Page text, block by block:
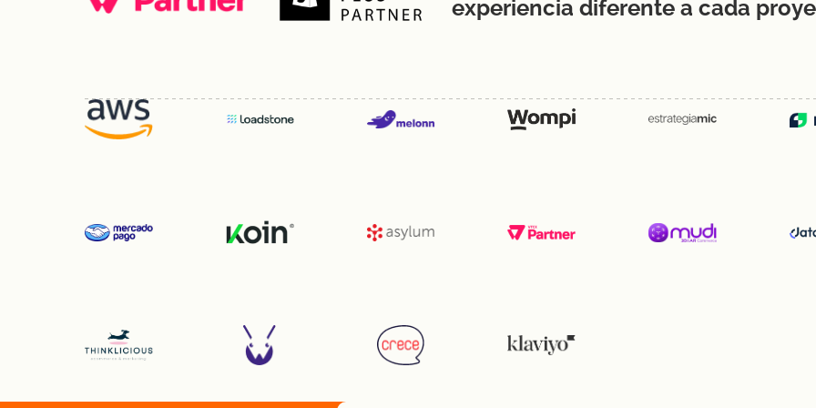
experiencia diferente a cada